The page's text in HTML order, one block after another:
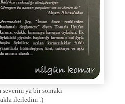
severim ya bir sonraki
ilerledim :)